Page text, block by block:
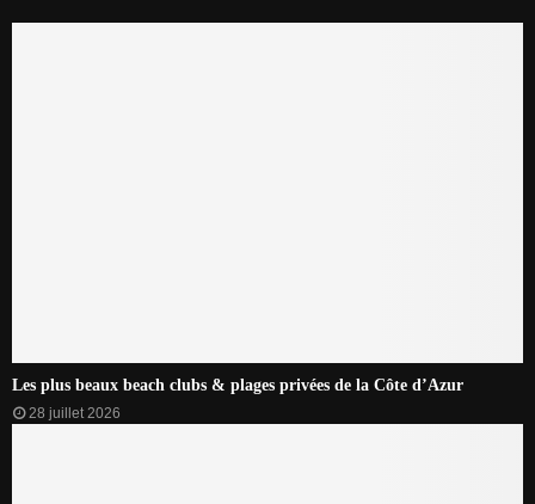
Les plus beaux beach clubs & plages privées de la Côte d’Azur
28 juillet 2026